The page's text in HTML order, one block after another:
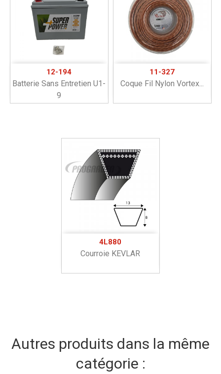
12-194
Batterie Sans Entretien U1-
9
11-327
Coque Fil Nylon Vortex...
4L880
Courroie KEVLAR
Autres produits dans la même
catégorie :